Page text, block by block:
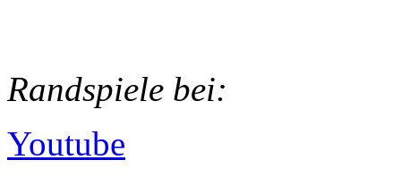
Randspiele bei:
Youtube